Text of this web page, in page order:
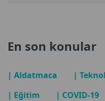
En son konular
| Aldatmaca
|
| Eğitim
| COVID-19